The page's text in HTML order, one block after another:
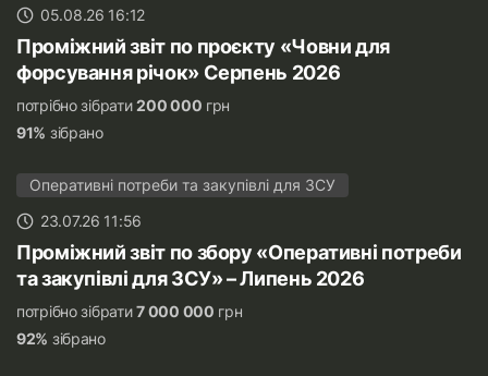
05.08.26 16:12
Проміжний звіт по проєкту «Човни для
форсування річок» Серпень 2026
потрібно зібрати200 000 грн
91% зібрано
Оперативні потреби та закупівлі для ЗСУ
23.07.26 11:56
Проміжний звіт по збору «Оперативні потреби
та закупівлі для ЗСУ» – Липень 2026
потрібно зібрати7 000 000 грн
92% зібрано